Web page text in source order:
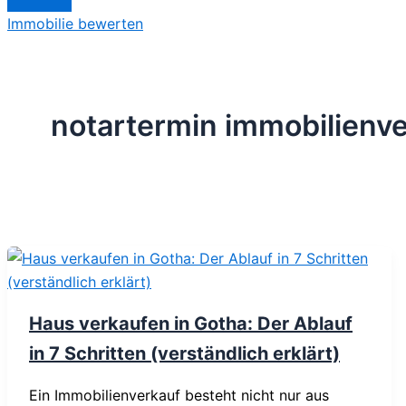
Immobilie bewerten
notartermin
Haus verkaufen in Gotha: Der Ablauf
in 7 Schritten (verständlich erklärt)
Ein Immobilienverkauf besteht nicht nur aus